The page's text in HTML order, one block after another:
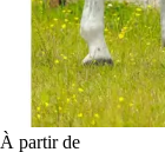
À partir de